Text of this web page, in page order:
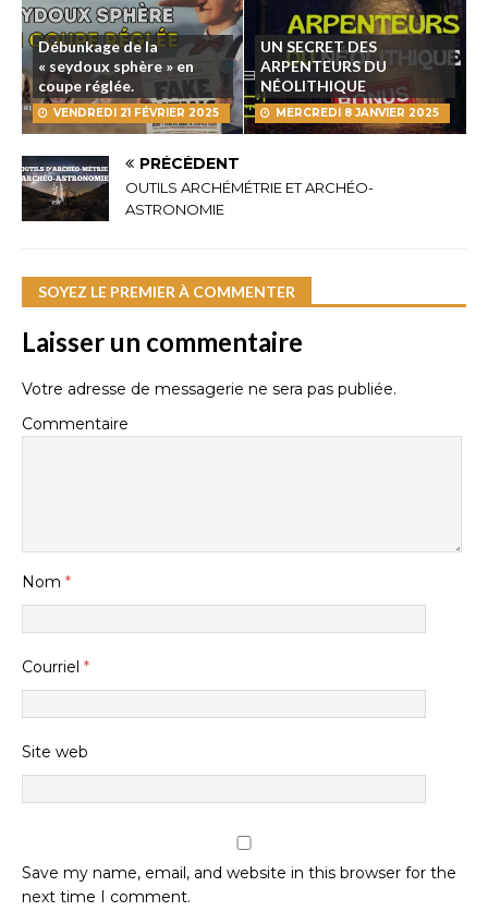
Débunkage de la
« seydoux sphère » en
coupe réglée.
VENDREDI 21 FÉVRIER 2025
UN SECRET DES
ARPENTEURS DU
NÉOLITHIQUE
MERCREDI 8 JANVIER 2025
PRÉCÉDENT
OUTILS ARCHÉMÉTRIE ET ARCHÉO-
ASTRONOMIE
SOYEZ LE PREMIER À COMMENTER
Laisser un commentaire
Votre adresse de messagerie ne sera pas publiée.
Commentaire
Nom *
Courriel *
Site web
Save my name, email, and website in this browser for the
next time I comment.